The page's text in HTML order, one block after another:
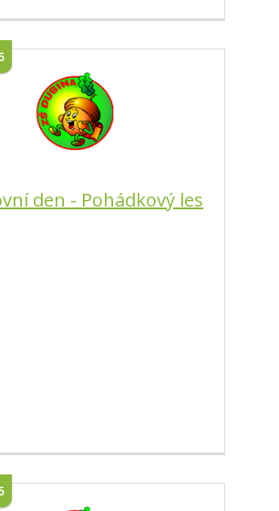
den - Pohádkový les